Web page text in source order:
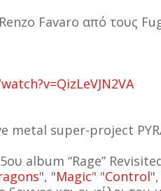
Favaro από τους
metal super-project
album “Rage”
", "Magic" "Control